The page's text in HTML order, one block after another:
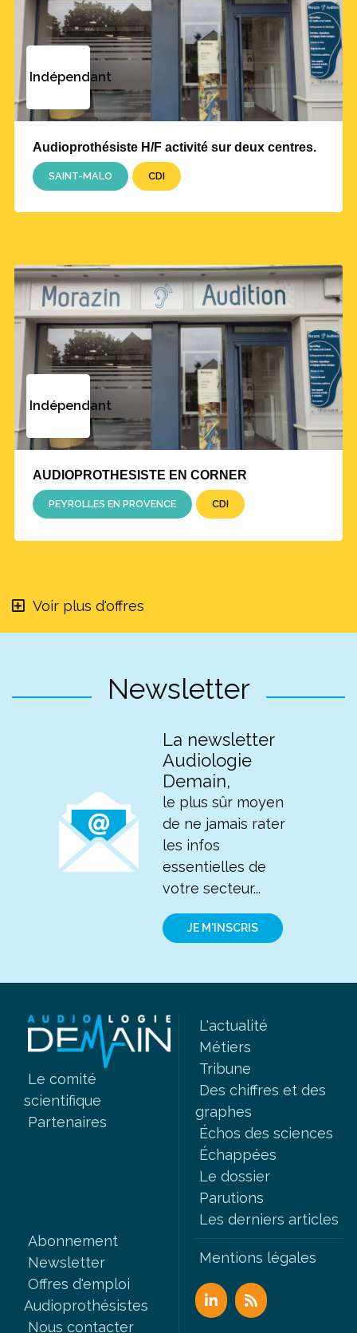
Indépendant
Audioprothésiste H/F activité sur deux centres.
SAINT-MALO CDI
Indépendant
AUDIOPROTHESISTE EN CORNER
PEYROLLES EN PROVENCE CDI
Voir plus d'offres
Newsletter
La newsletter
Audiologie
Demain,
le plus sûr moyen
de ne jamais rater
les infos
essentielles de
votre secteur...
JE M'INSCRIS
Le comité
scientifique
Partenaires
L'actualité
Métiers
Tribune
Des chiffres et des
graphes
Échos des sciences
Échappées
Le dossier
Parutions
Les derniers articles
Abonnement
Newsletter
Offres d'emploi
Audioprothésistes
Nous contacter
Mentions légales